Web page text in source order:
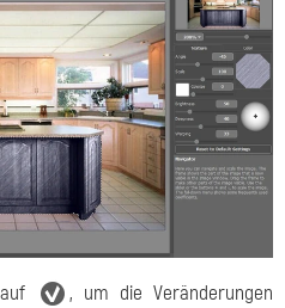
, um die Veränderungen